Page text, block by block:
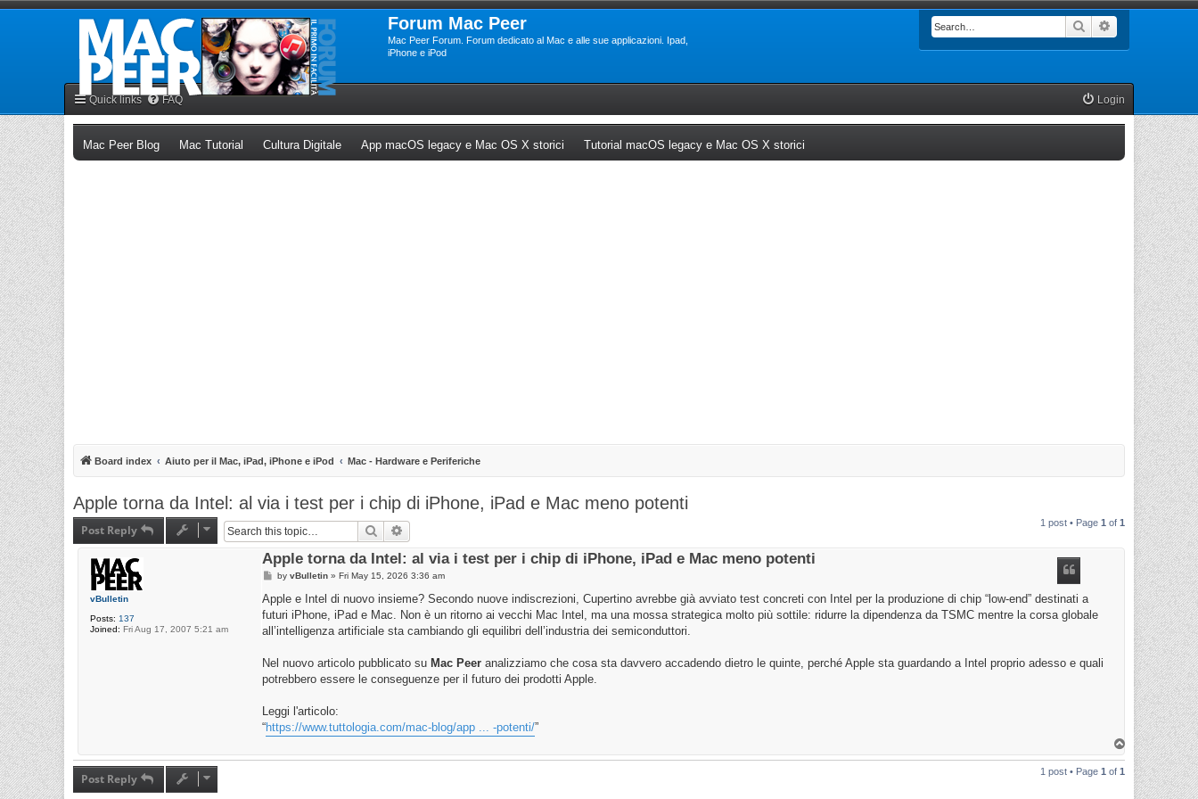
Forum Mac Peer
Mac Peer Forum. Forum dedicato al Mac e alle sue applicazioni. Ipad,
iPhone e iPod
Search
Quick links FAQ Login
Mac Peer Blog(Opens a new tab)
Mac Tutorial (Opens a new tab)
Cultura Digitale(Opens a new tab)
App macOS legacy e Mac OS X storici (Opens a new tab)
Tutorial macOS legacy e Mac OS X storici
Board index Aiuto per il Mac, iPad, iPhone e iPod Mac - Hardware e Periferiche
Apple torna da Intel: al via i test per i chip di iPhone, iPad e Mac meno potenti
Post Reply Search 1 post • Page 1 of 1
vBulletin
Posts: 137
Joined: Fri Aug 17, 2007 5:21 am
Apple torna da Intel: al via i test per i chip di iPhone, iPad e Mac meno potenti
P
s
by vBulletin» Fri May 15, 2026 3:36 am
Apple e Intel di nuovo insieme? Secondo nuove indiscrezioni, Cupertino avrebbe già avviato test concreti con Intel per la produzione di chip “low-end” destinati a
futuri iPhone, iPad e Mac. Non è un ritorno ai vecchi Mac Intel, ma una mossa strategica molto più sottile: ridurre la dipendenza da TSMC mentre la corsa globale
all’intelligenza artificiale sta cambiando gli equilibri dell’industria dei semiconduttori.
Nel nuovo articolo pubblicato su Mac Peer analizziamo che cosa sta davvero accadendo dietro le quinte, perché Apple sta guardando a Intel proprio adesso e quali
potrebbero essere le conseguenze per il futuro dei prodotti Apple.
Leggi l'articolo:
“https://www.tuttologia.com/mac-blog/app ... -potenti/”
Post Reply 1 post • Page 1 of 1